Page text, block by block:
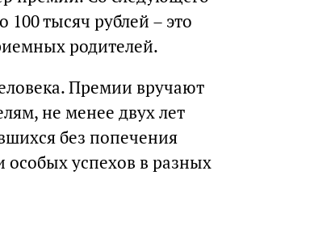
100 тысяч рублей – это
родителей.
Премии вручают
не менее двух лет
без попечения
особых успехов в разных